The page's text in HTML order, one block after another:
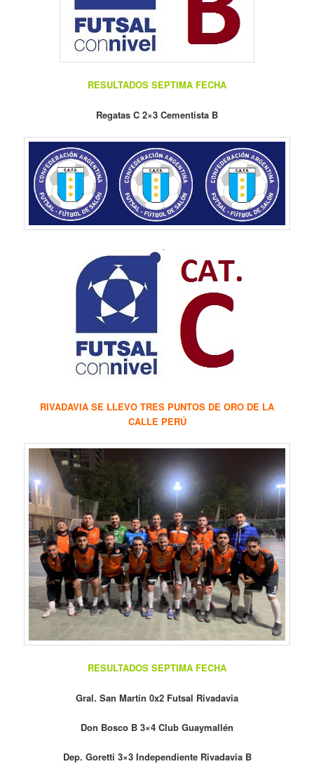
RESULTADOS SEPTIMA FECHA
Regatas C 2×3 Cementista B
RIVADAVIA SE LLEVO TRES PUNTOS DE ORO DE LA
CALLE PERÚ
RESULTADOS SEPTIMA FECHA
Gral. San Martín 0x2 Futsal Rivadavia
Don Bosco B 3×4 Club Guaymallén
Dep. Goretti 3×3 Independiente Rivadavia B